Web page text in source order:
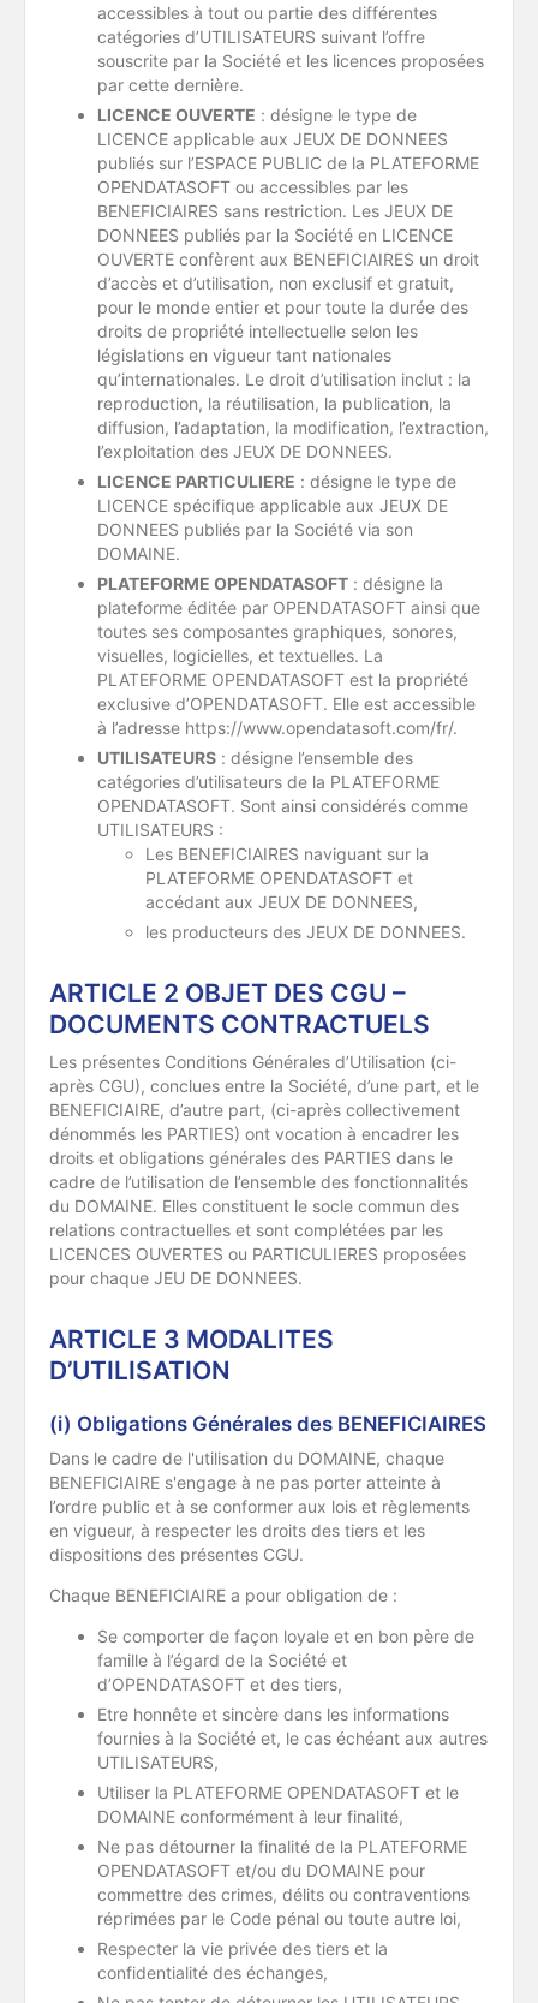
accessibles à tout ou partie des différentes
catégories d’UTILISATEURS suivant l’offre
souscrite par la Société et les licences proposées
par cette dernière.
LICENCE OUVERTE : désigne le type de
LICENCE applicable aux JEUX DE DONNEES
publiés sur l’ESPACE PUBLIC de la PLATEFORME
OPENDATASOFT ou accessibles par les
BENEFICIAIRES sans restriction. Les JEUX DE
DONNEES publiés par la Société en LICENCE
OUVERTE confèrent aux BENEFICIAIRES un droit
d’accès et d’utilisation, non exclusif et gratuit,
pour le monde entier et pour toute la durée des
droits de propriété intellectuelle selon les
législations en vigueur tant nationales
qu’internationales. Le droit d’utilisation inclut : la
reproduction, la réutilisation, la publication, la
diffusion, l’adaptation, la modification, l’extraction,
l’exploitation des JEUX DE DONNEES.
LICENCE PARTICULIERE : désigne le type de
LICENCE spécifique applicable aux JEUX DE
DONNEES publiés par la Société via son
DOMAINE.
PLATEFORME OPENDATASOFT : désigne la
plateforme éditée par OPENDATASOFT ainsi que
toutes ses composantes graphiques, sonores,
visuelles, logicielles, et textuelles. La
PLATEFORME OPENDATASOFT est la propriété
exclusive d’OPENDATASOFT. Elle est accessible
à l’adresse https://www.opendatasoft.com/fr/.
UTILISATEURS : désigne l’ensemble des
catégories d’utilisateurs de la PLATEFORME
OPENDATASOFT. Sont ainsi considérés comme
UTILISATEURS :
Les BENEFICIAIRES naviguant sur la
PLATEFORME OPENDATASOFT et
accédant aux JEUX DE DONNEES,
les producteurs des JEUX DE DONNEES.
ARTICLE 2 OBJET DES CGU –
DOCUMENTS CONTRACTUELS
Les présentes Conditions Générales d’Utilisation (ci-
après CGU), conclues entre la Société, d’une part, et le
BENEFICIAIRE, d’autre part, (ci-après collectivement
dénommés les PARTIES) ont vocation à encadrer les
droits et obligations générales des PARTIES dans le
cadre de l’utilisation de l’ensemble des fonctionnalités
du DOMAINE. Elles constituent le socle commun des
relations contractuelles et sont complétées par les
LICENCES OUVERTES ou PARTICULIERES proposées
pour chaque JEU DE DONNEES.
ARTICLE 3 MODALITES
D’UTILISATION
(i) Obligations Générales des BENEFICIAIRES
Dans le cadre de l'utilisation du DOMAINE, chaque
BENEFICIAIRE s'engage à ne pas porter atteinte à
l’ordre public et à se conformer aux lois et règlements
en vigueur, à respecter les droits des tiers et les
dispositions des présentes CGU.
Chaque BENEFICIAIRE a pour obligation de :
Se comporter de façon loyale et en bon père de
famille à l’égard de la Société et
d’OPENDATASOFT et des tiers,
Etre honnête et sincère dans les informations
fournies à la Société et, le cas échéant aux autres
UTILISATEURS,
Utiliser la PLATEFORME OPENDATASOFT et le
DOMAINE conformément à leur finalité,
Ne pas détourner la finalité de la PLATEFORME
OPENDATASOFT et/ou du DOMAINE pour
commettre des crimes, délits ou contraventions
réprimées par le Code pénal ou toute autre loi,
Respecter la vie privée des tiers et la
confidentialité des échanges,